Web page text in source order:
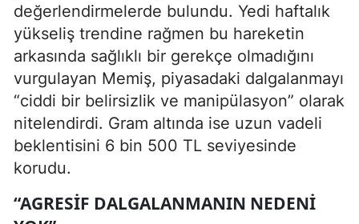
değerlendirmelerde bulundu. Yedi haftalık
yükseliş trendine rağmen bu hareketin
arkasında sağlıklı bir gerekçe olmadığını
vurgulayan Memiş, piyasadaki dalgalanmayı
“ciddi bir belirsizlik ve manipülasyon” olarak
nitelendirdi. Gram altında ise uzun vadeli
beklentisini 6 bin 500 TL seviyesinde
korudu.
“AGRESIF DALGALANMANIN NEDENI